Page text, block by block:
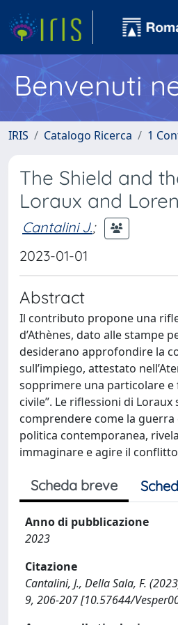
Benvenuti
IRIS Catalogo Ricerca 1
The Shield and
Loraux and
Cantalini J.;
2023-01-01
Abstract
Il contributo propone una
d’Athènes, dato alle stampe
desiderano approfondire la
sull’impiego, attestato
sopprimere una particolare
civile”. Le riflessioni di
comprendere come la guerra
politica contemporanea,
immaginare e agire il
Scheda breve
Anno di pubblicazione
2023
Citazione
Cantalini, J., Della Sala, F.
9, 206-207 [10.57644/